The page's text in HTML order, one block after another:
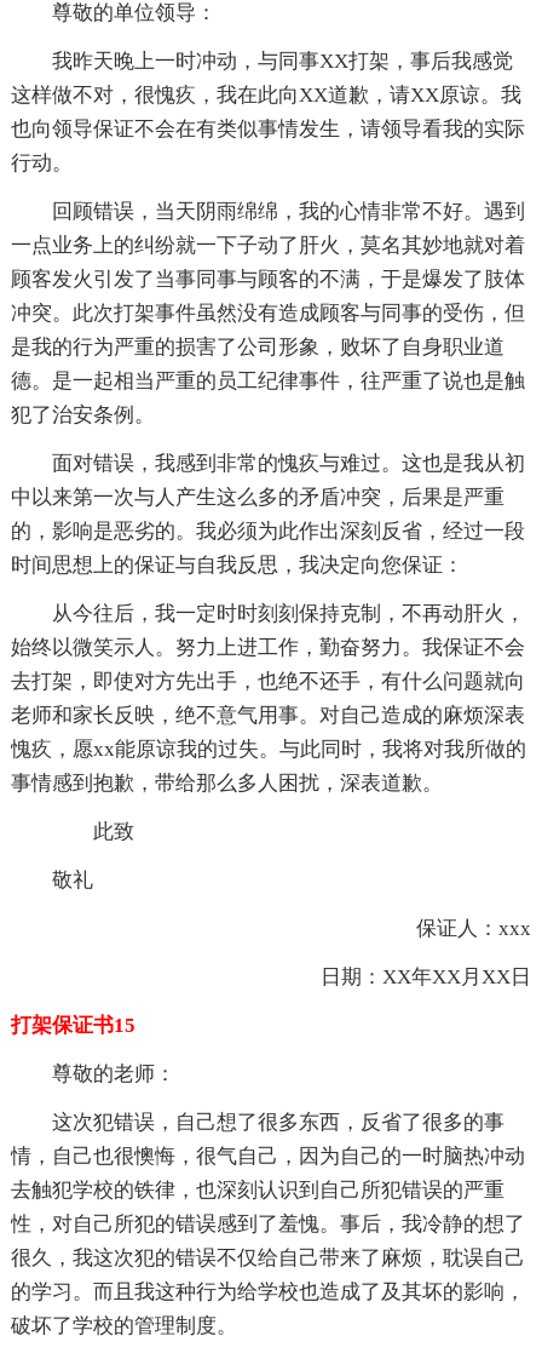
尊敬的单位领导：
我昨天晚上一时冲动，与同事XX打架，事后我感觉
这样做不对，很愧疚，我在此向XX道歉，请XX原谅。我
也向领导保证不会在有类似事情发生，请领导看我的实际
行动。
回顾错误，当天阴雨绵绵，我的心情非常不好。遇到
一点业务上的纠纷就一下子动了肝火，莫名其妙地就对着
顾客发火引发了当事同事与顾客的不满，于是爆发了肢体
冲突。此次打架事件虽然没有造成顾客与同事的受伤，但
是我的行为严重的损害了公司形象，败坏了自身职业道
德。是一起相当严重的员工纪律事件，往严重了说也是触
犯了治安条例。
面对错误，我感到非常的愧疚与难过。这也是我从初
中以来第一次与人产生这么多的矛盾冲突，后果是严重
的，影响是恶劣的。我必须为此作出深刻反省，经过一段
时间思想上的保证与自我反思，我决定向您保证：
从今往后，我一定时时刻刻保持克制，不再动肝火，
始终以微笑示人。努力上进工作，勤奋努力。我保证不会
去打架，即使对方先出手，也绝不还手，有什么问题就向
老师和家长反映，绝不意气用事。对自己造成的麻烦深表
愧疚，愿xx能原谅我的过失。与此同时，我将对我所做的
事情感到抱歉，带给那么多人困扰，深表道歉。
此致
敬礼
保证人：xxx
日期：XX年XX月XX日
打架保证书15
尊敬的老师：
这次犯错误，自己想了很多东西，反省了很多的事
情，自己也很懊悔，很气自己，因为自己的一时脑热冲动
去触犯学校的铁律，也深刻认识到自己所犯错误的严重
性，对自己所犯的错误感到了羞愧。事后，我冷静的想了
很久，我这次犯的错误不仅给自己带来了麻烦，耽误自己
的学习。而且我这种行为给学校也造成了及其坏的影响，
破坏了学校的管理制度。